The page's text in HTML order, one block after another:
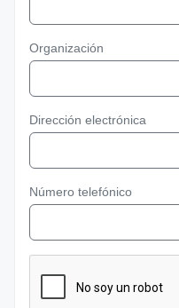
Organización
Dirección electrónica
Número telefónico